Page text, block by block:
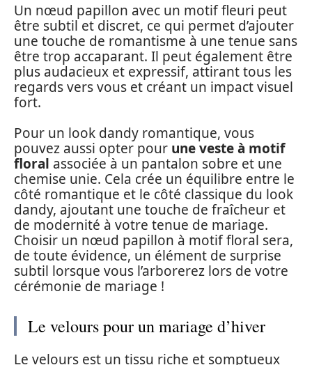
Un nœud papillon avec un motif fleuri peut
être subtil et discret, ce qui permet d’ajouter
une touche de romantisme à une tenue sans
être trop accaparant. Il peut également être
plus audacieux et expressif, attirant tous les
regards vers vous et créant un impact visuel
fort.
Pour un look dandy romantique, vous
pouvez aussi opter pour une veste à motif
floral associée à un pantalon sobre et une
chemise unie. Cela crée un équilibre entre le
côté romantique et le côté classique du look
dandy, ajoutant une touche de fraîcheur et
de modernité à votre tenue de mariage.
Choisir un nœud papillon à motif floral sera,
de toute évidence, un élément de surprise
subtil lorsque vous l’arborerez lors de votre
cérémonie de mariage !
Le velours pour un mariage d’hiver
Le velours est un tissu riche et somptueux